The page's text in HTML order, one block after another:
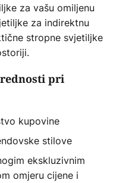
za vašu omiljenu
za indirektnu
stropne svjetiljke
pri
kupovine
stilove
ekskluzivnim
omjeru cijene i